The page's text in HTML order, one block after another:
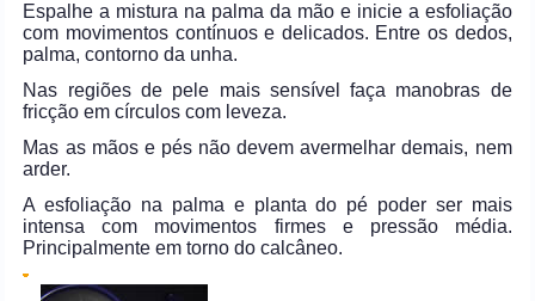
Espalhe a mistura na palma da mão e inicie a esfoliação
com movimentos contínuos e delicados. Entre os dedos,
palma, contorno da unha.
Nas regiões de pele mais sensível faça manobras de
fricção em círculos com leveza.
Mas as mãos e pés não devem avermelhar demais, nem
arder.
A esfoliação na palma e planta do pé poder ser mais
intensa com movimentos firmes e pressão média.
Principalmente em torno do calcâneo.